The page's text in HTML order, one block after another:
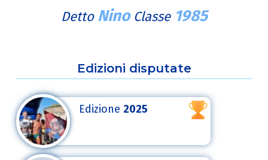
Detto Nino Classe 1985
Edizioni disputate
Edizione2025